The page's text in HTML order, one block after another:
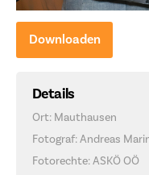
Downloaden
Details
Ort: Mauthausen
Fotograf: Andreas
Fotorechte: ASKÖ OÖ